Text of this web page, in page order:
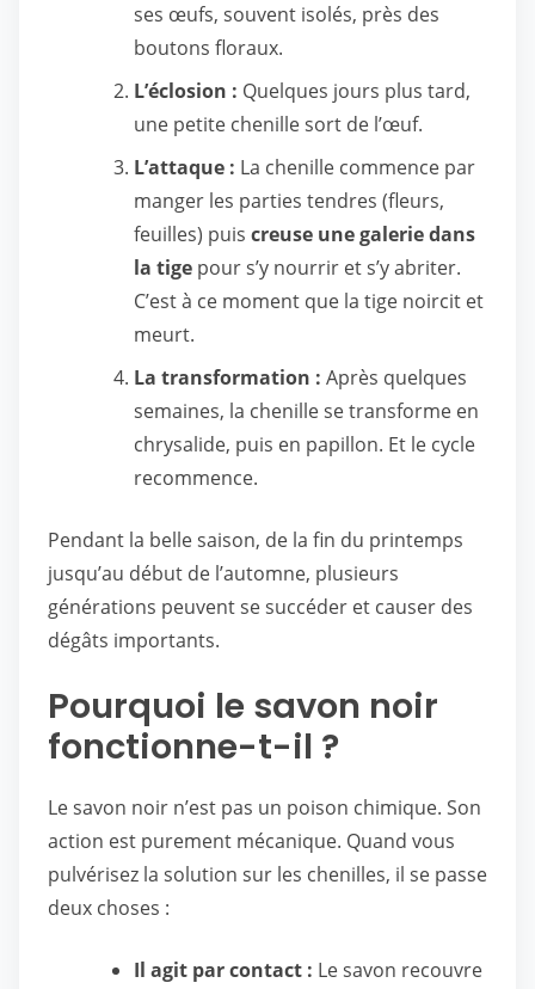
ses œufs, souvent isolés, près des
boutons floraux.
L’éclosion : Quelques jours plus tard,
une petite chenille sort de l’œuf.
L’attaque : La chenille commence par
manger les parties tendres (fleurs,
feuilles) puis creuse une galerie dans
la tige pour s’y nourrir et s’y abriter.
C’est à ce moment que la tige noircit et
meurt.
La transformation : Après quelques
semaines, la chenille se transforme en
chrysalide, puis en papillon. Et le cycle
recommence.
Pendant la belle saison, de la fin du printemps
jusqu’au début de l’automne, plusieurs
générations peuvent se succéder et causer des
dégâts importants.
Pourquoi le savon noir
fonctionne-t-il ?
Le savon noir n’est pas un poison chimique. Son
action est purement mécanique. Quand vous
pulvérisez la solution sur les chenilles, il se passe
deux choses :
Il agit par contact : Le savon recouvre